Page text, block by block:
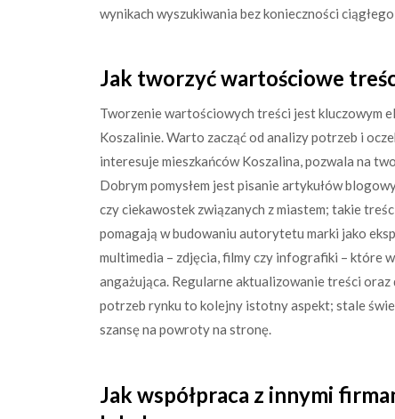
wynikach wyszukiwania bez konieczności
Jak tworzyć wartościowe
Tworzenie wartościowych treści jest kluczowym
Koszalinie. Warto zacząć od analizy potrzeb i
interesuje mieszkańców Koszalina, pozwala na
Dobrym pomysłem jest pisanie artykułów
czy ciekawostek związanych z miastem; takie
pomagają w budowaniu autorytetu marki jako
multimedia – zdjęcia, filmy czy infografiki – które
angażująca. Regularne aktualizowanie treści
potrzeb rynku to kolejny istotny aspekt; stale
szansę na powroty na stronę.
Jak współpraca z innymi